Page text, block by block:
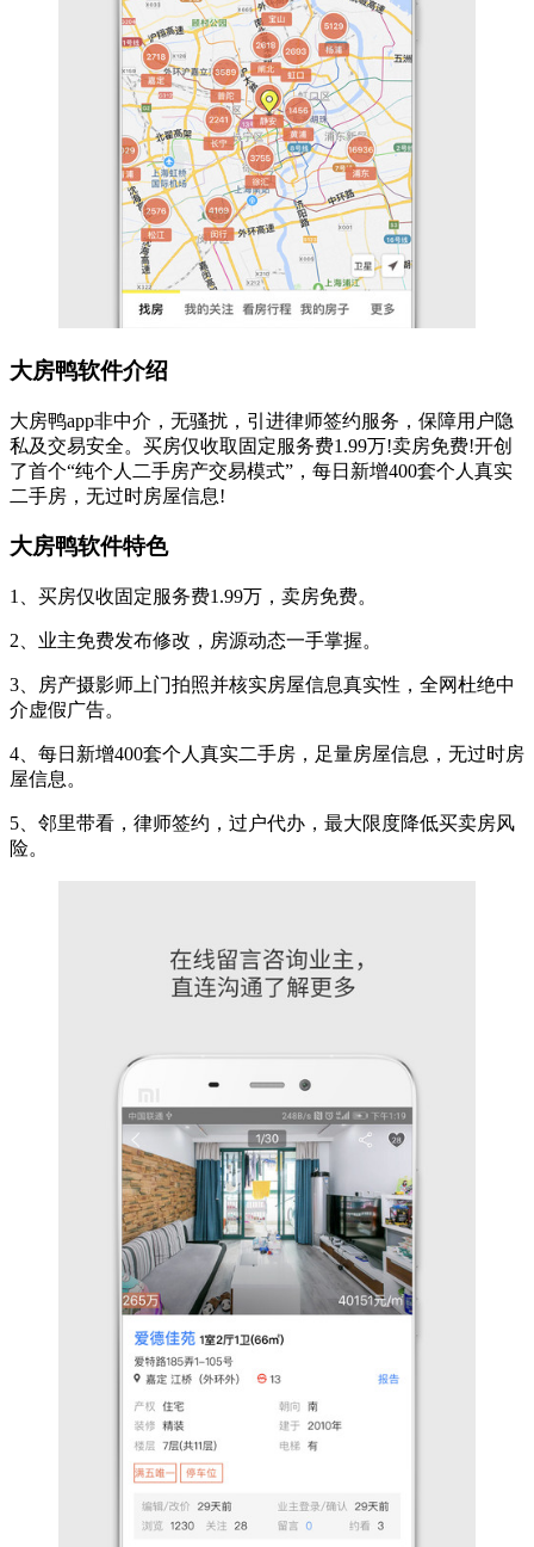
大房鸭软件介绍
大房鸭app非中介，无骚扰，引进律师签约服务，保障用户隐
私及交易安全。买房仅收取固定服务费1.99万!卖房免费!开创
了首个“纯个人二手房产交易模式”，每日新增400套个人真实
二手房，无过时房屋信息!
大房鸭软件特色
1、买房仅收固定服务费1.99万，卖房免费。
2、业主免费发布修改，房源动态一手掌握。
3、房产摄影师上门拍照并核实房屋信息真实性，全网杜绝中
介虚假广告。
4、每日新增400套个人真实二手房，足量房屋信息，无过时房
屋信息。
5、邻里带看，律师签约，过户代办，最大限度降低买卖房风
险。